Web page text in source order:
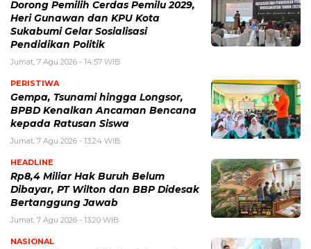
Dorong Pemilih Cerdas Pemilu 2029,
Heri Gunawan dan KPU Kota
Sukabumi Gelar Sosialisasi
Pendidikan Politik
Jumat, 7 Agu 2026 - 14:57 WIB
PERISTIWA
Gempa, Tsunami hingga Longsor,
BPBD Kenalkan Ancaman Bencana
kepada Ratusan Siswa
Jumat, 7 Agu 2026 - 13:24 WIB
HEADLINE
Rp8,4 Miliar Hak Buruh Belum
Dibayar, PT Wilton dan BBP Didesak
Bertanggung Jawab
Jumat, 7 Agu 2026 - 13:20 WIB
NASIONAL